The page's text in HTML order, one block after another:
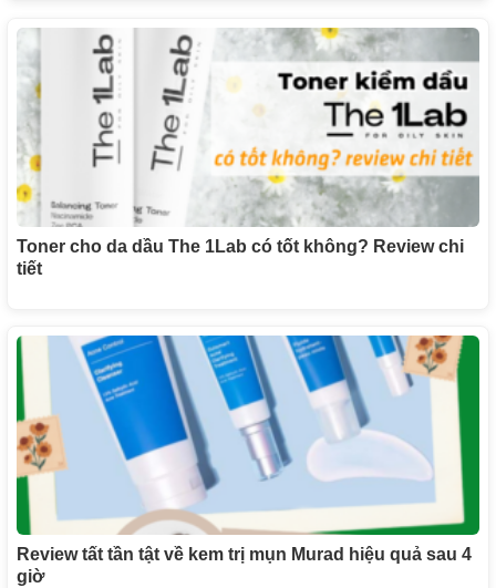
Toner cho da dầu The 1Lab có tốt không? Review chi
tiết
Review tất tần tật về kem trị mụn Murad hiệu quả sau 4
giờ